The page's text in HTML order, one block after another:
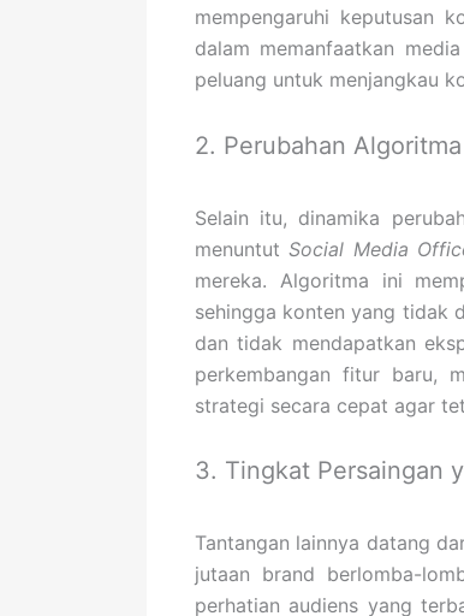
mempengaruhi keputusan
dalam memanfaatkan
peluang untuk menjangkau
2. Perubahan
Selain itu, dinamika
menuntutSocial Media
mereka. Algoritma ini
sehingga konten yang tidak
dan tidak mendapatkan
perkembangan fitur baru,
strategi secara cepat agar
3. Tingkat Persaingan
Tantangan lainnya datang
jutaan brand berlomba-
perhatian audiens yang